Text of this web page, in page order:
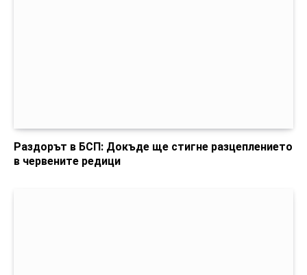
Раздорът в БСП: Докъде ще стигне разцеплението
в червените редици